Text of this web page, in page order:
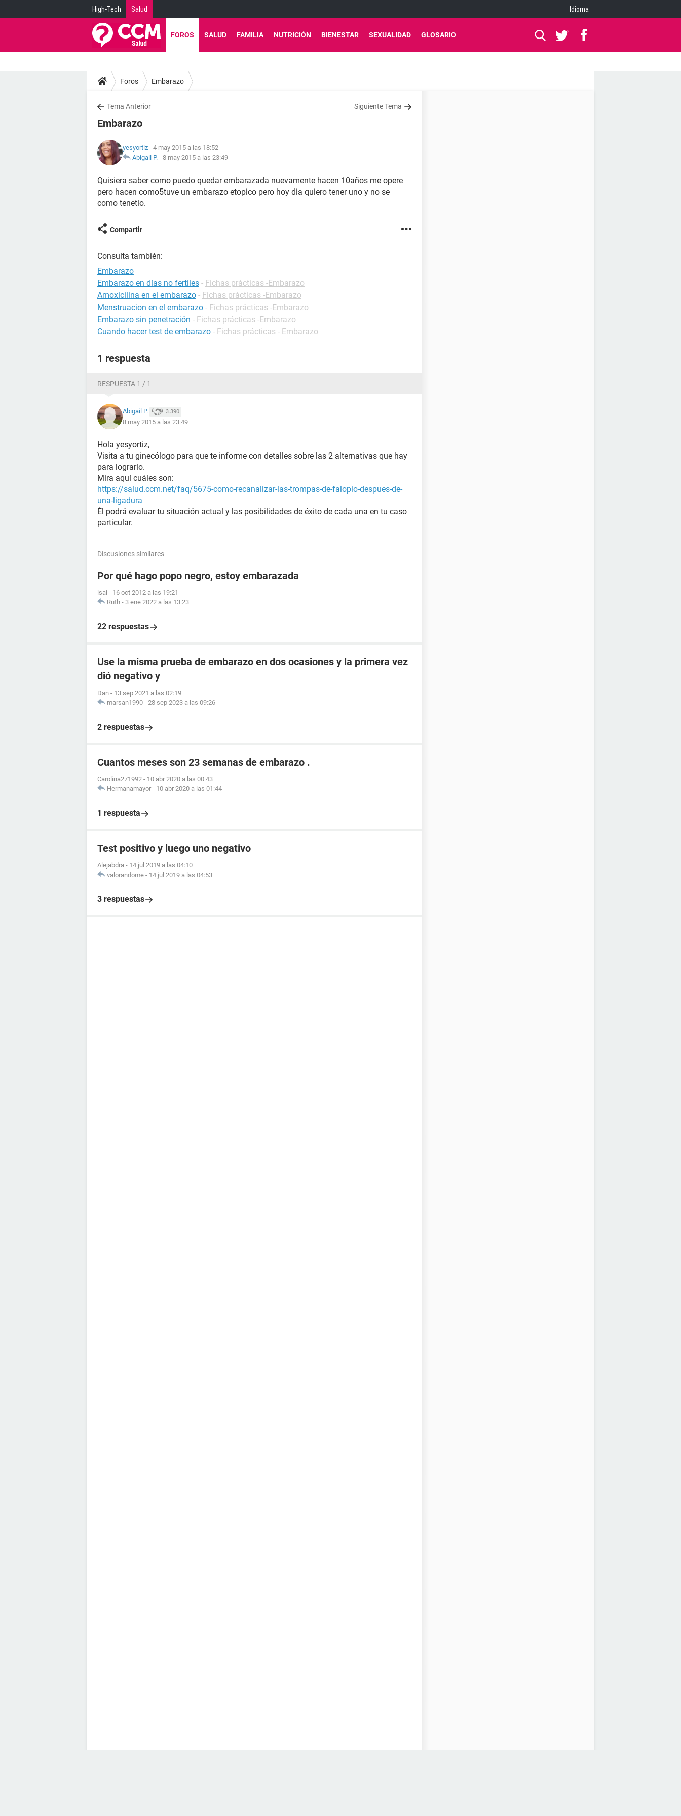
High-Tech Salud Idioma
FOROS SALUD FAMILIA NUTRICIÓN BIENESTAR SEXUALIDAD GLOSARIO
Foros Embarazo
Tema Anterior Siguiente Tema
Embarazo
yesyortiz - 4 may 2015 a las 18:52
Abigail P. - 8 may 2015 a las 23:49
Quisiera saber como puedo quedar embarazada nuevamente hacen 10años me opere
pero hacen como5tuve un embarazo etopico pero hoy dia quiero tener uno y no se
como tenetlo.
Compartir
Consulta también:
Embarazo
Embarazo en días no fertiles - Fichas prácticas -Embarazo
Amoxicilina en el embarazo - Fichas prácticas -Embarazo
Menstruacion en el embarazo - Fichas prácticas -Embarazo
Embarazo sin penetración - Fichas prácticas -Embarazo
Cuando hacer test de embarazo - Fichas prácticas - Embarazo
1 respuesta
RESPUESTA 1 / 1
Abigail P. 3.390
8 may 2015 a las 23:49
Hola yesyortiz,
Visita a tu ginecólogo para que te informe con detalles sobre las 2 alternativas que hay
para lograrlo.
Mira aquí cuáles son:
https://salud.ccm.net/faq/5675-como-recanalizar-las-trompas-de-falopio-despues-de-
una-ligadura
Él podrá evaluar tu situación actual y las posibilidades de éxito de cada una en tu caso
particular.
Discusiones similares
Por qué hago popo negro, estoy embarazada
isai - 16 oct 2012 a las 19:21
Ruth - 3 ene 2022 a las 13:23
22 respuestas
Use la misma prueba de embarazo en dos ocasiones y la primera vez
dió negativo y
Dan - 13 sep 2021 a las 02:19
marsan1990 - 28 sep 2023 a las 09:26
2 respuestas
Cuantos meses son 23 semanas de embarazo .
Carolina271992 - 10 abr 2020 a las 00:43
Hermanamayor - 10 abr 2020 a las 01:44
1 respuesta
Test positivo y luego uno negativo
Alejabdra - 14 jul 2019 a las 04:10
valorandome - 14 jul 2019 a las 04:53
3 respuestas